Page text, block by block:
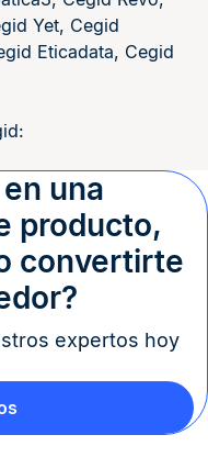
Yet, Cegid
Eticadata, Cegid
una
producto,
convertirte
expertos hoy